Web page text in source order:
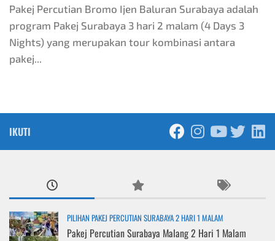
Pakej Percutian Bromo Ijen Baluran Surabaya adalah
program Pakej Surabaya 3 hari 2 malam (4 Days 3
Nights) yang merupakan tour kombinasi antara
pakej...
IKUTI
PILIHAN PAKEJ PERCUTIAN SURABAYA 2 HARI 1 MALAM
Pakej Percutian Surabaya Malang 2 Hari 1 Malam